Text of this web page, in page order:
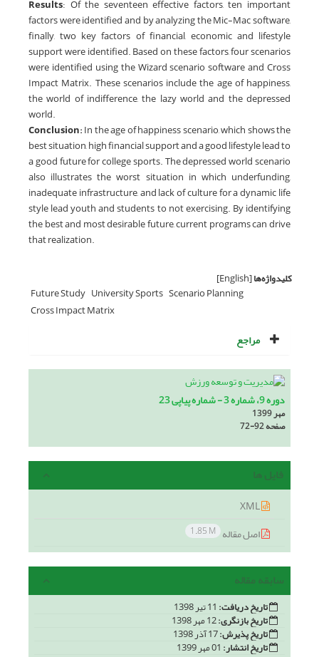
Results: Of the seventeen effective factors, ten important
factors were identified and by analyzing the Mic-Mac software,
finally, two key factors of financial, economic and lifestyle
support were identified. Based on these factors, four scenarios
were identified using the Wizard scenario software and Cross
Impact Matrix. These scenarios include the age of happiness,
the world of indifference, the lazy world and the depressed
world.
Conclusion:In the age of happiness scenario, which shows the
best situation, high financial support and a good lifestyle lead to
a good future for college sports. The depressed world scenario
also illustrates the worst situation in which underfunding,
inadequate infrastructure, and lack of culture for a dynamic life
style lead youth and students to not exercising. By identifying
the best and most desirable future, current programs can drive
that realization.
کلیدواژه‌ها[English]
Future Study University Sports Scenario Planning
Cross Impact Matrix
مراجع
دوره 9، شماره 3 - شماره پیاپی 23
مهر 1399
صفحه72-92
فایل ها
اصل مقاله 1.85 M
سابقه مقاله
تاریخ دریافت:
تاریخ بازنگری:
تاریخ پذیرش:
تاریخ انتشار: